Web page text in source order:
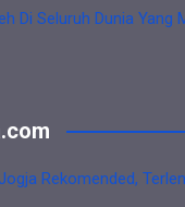
Di Seluruh Dunia Yang
Rekomended,